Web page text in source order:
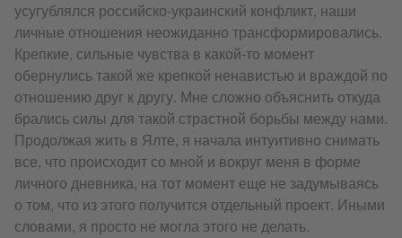
усугублялся российско-украинский конфликт, наши
личные отношения неожиданно трансформировались.
Крепкие, сильные чувства в какой-то момент
обернулись такой же крепкой ненавистью и враждой по
отношению друг к другу. Мне сложно объяснить откуда
брались силы для такой страстной борьбы между нами.
Продолжая жить в Ялте, я начала интуитивно снимать
все, что происходит со мной и вокруг меня в форме
личного дневника, на тот момент еще не задумываясь
о том, что из этого получится отдельный проект. Иными
словами, я просто не могла этого не делать.